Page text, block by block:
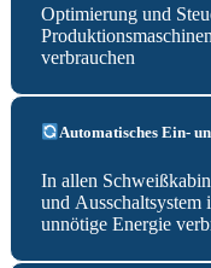
Optimierung und
verbrauchen
Automatisches Ein-
In allen
und Ausschaltsystem
unnötige Energie